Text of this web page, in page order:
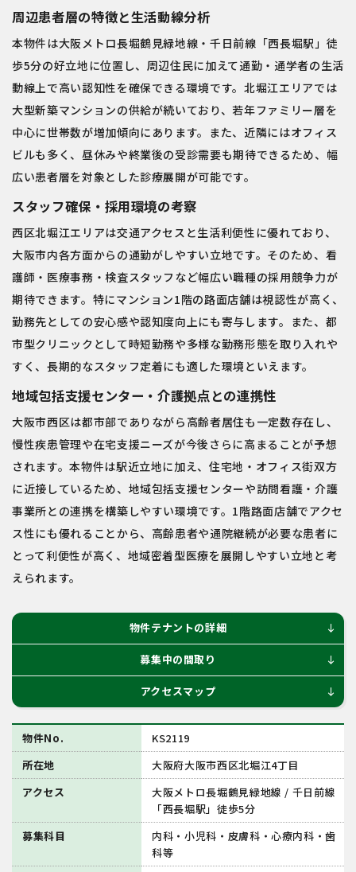
周辺患者層の特徴と生活動線分析
本物件は大阪メトロ長堀鶴見緑地線・千日前線「西長堀駅」徒
歩5分の好立地に位置し、周辺住民に加えて通勤・通学者の生活
動線上で高い認知性を確保できる環境です。北堀江エリアでは
大型新築マンションの供給が続いており、若年ファミリー層を
中心に世帯数が増加傾向にあります。また、近隣にはオフィス
ビルも多く、昼休みや終業後の受診需要も期待できるため、幅
広い患者層を対象とした診療展開が可能です。
スタッフ確保・採用環境の考察
西区北堀江エリアは交通アクセスと生活利便性に優れており、
大阪市内各方面からの通勤がしやすい立地です。そのため、看
護師・医療事務・検査スタッフなど幅広い職種の採用競争力が
期待できます。特にマンション1階の路面店舗は視認性が高く、
勤務先としての安心感や認知度向上にも寄与します。また、都
市型クリニックとして時短勤務や多様な勤務形態を取り入れや
すく、長期的なスタッフ定着にも適した環境といえます。
地域包括支援センター・介護拠点との連携性
大阪市西区は都市部でありながら高齢者居住も一定数存在し、
慢性疾患管理や在宅支援ニーズが今後さらに高まることが予想
されます。本物件は駅近立地に加え、住宅地・オフィス街双方
に近接しているため、地域包括支援センターや訪問看護・介護
事業所との連携を構築しやすい環境です。1階路面店舗でアクセ
ス性にも優れることから、高齢患者や通院継続が必要な患者に
とって利便性が高く、地域密着型医療を展開しやすい立地と考
えられます。
物件テナントの詳細 south
募集中の間取り south
アクセスマップ south
物件No.
KS2119
所在地
大阪府大阪市西区北堀江4丁目
アクセス
大阪メトロ長堀鶴見緑地線 / 千日前線
「西長堀駅」徒歩5分
募集科目
内科・小児科・皮膚科・心療内科・歯
科等